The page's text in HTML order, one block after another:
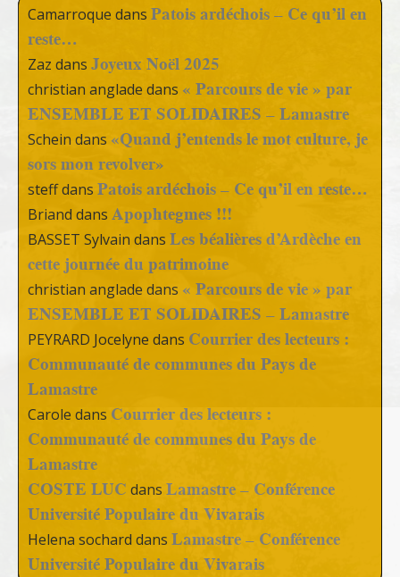
Camarroque dans Patois ardéchois – Ce qu’il en
reste…
Zaz dans Joyeux Noël 2025
christian anglade dans « Parcours de vie » par
ENSEMBLE ET SOLIDAIRES – Lamastre
Schein dans «Quand j’entends le mot culture, je
sors mon revolver»
steffdans Patois ardéchois – Ce qu’il en reste…
Briand dans Apophtegmes !!!
BASSET Sylvain dans Les béalières d’Ardèche en
cette journée du patrimoine
christian anglade dans « Parcours de vie » par
ENSEMBLE ET SOLIDAIRES – Lamastre
PEYRARD Jocelyne dans Courrier des lecteurs :
Communauté de communes du Pays de
Lamastre
Carole dans Courrier des lecteurs :
Communauté de communes du Pays de
Lamastre
COSTE LUC dans Lamastre – Conférence
Université Populaire du Vivarais
Helena sochard dans Lamastre – Conférence
Université Populaire du Vivarais